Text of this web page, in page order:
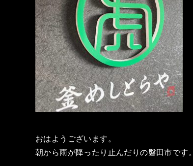
おはようございます。
朝から雨が降ったり止んだりの磐田市です。